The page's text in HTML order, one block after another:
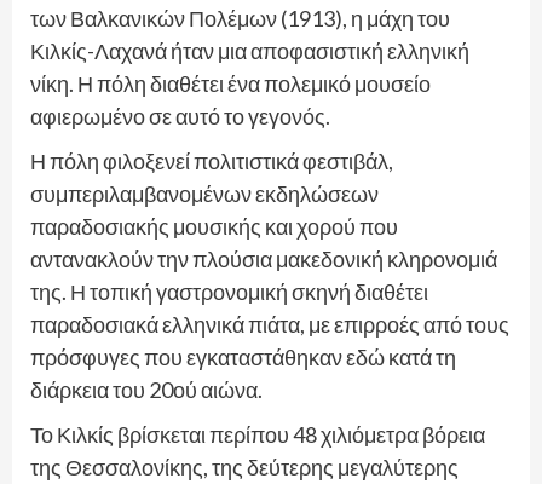
των Βαλκανικών Πολέμων (1913), η μάχη του
Κιλκίς-Λαχανά ήταν μια αποφασιστική ελληνική
νίκη. Η πόλη διαθέτει ένα πολεμικό μουσείο
αφιερωμένο σε αυτό το γεγονός.
Η πόλη φιλοξενεί πολιτιστικά φεστιβάλ,
συμπεριλαμβανομένων εκδηλώσεων
παραδοσιακής μουσικής και χορού που
αντανακλούν την πλούσια μακεδονική κληρονομιά
της. Η τοπική γαστρονομική σκηνή διαθέτει
παραδοσιακά ελληνικά πιάτα, με επιρροές από τους
πρόσφυγες που εγκαταστάθηκαν εδώ κατά τη
διάρκεια του 20ού αιώνα.
Το Κιλκίς βρίσκεται περίπου 48 χιλιόμετρα βόρεια
της Θεσσαλονίκης, της δεύτερης μεγαλύτερης